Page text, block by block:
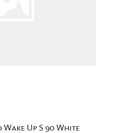
Wake Up S 90 White